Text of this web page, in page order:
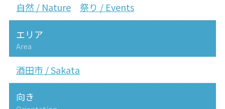
自然 / Nature 祭り / Events
エリア
Area
酒田市 / Sakata
向き